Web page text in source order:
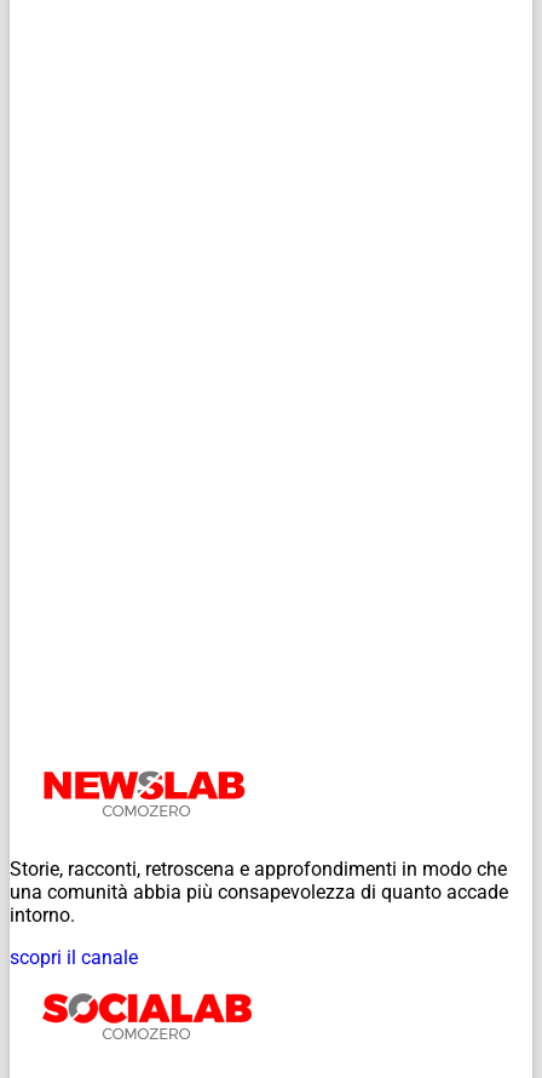
Storie, racconti, retroscena e approfondimenti in modo che
una comunità abbia più consapevolezza di quanto accade
intorno.
scopri il canale